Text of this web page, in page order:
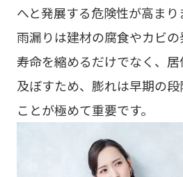
へと発展する危険性が高まり
雨漏りは建材の腐食やカビ
寿命を縮めるだけでなく、
及ぼすため、膨れは早期の
ことが極めて重要です。